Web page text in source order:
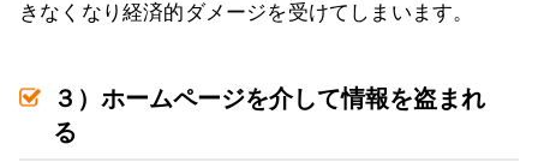
きなくなり経済的ダメージを受けてしまいます。
３）ホームページを介して情報を盗まれ
る